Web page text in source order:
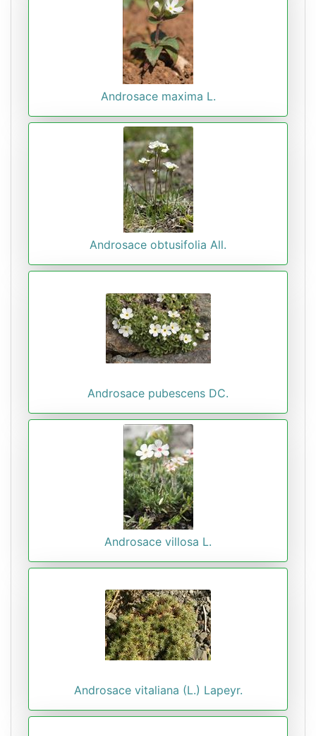
Androsace maxima L.
Androsace obtusifolia All.
Androsace pubescens DC.
Androsace villosa L.
Androsace vitaliana (L.) Lapeyr.